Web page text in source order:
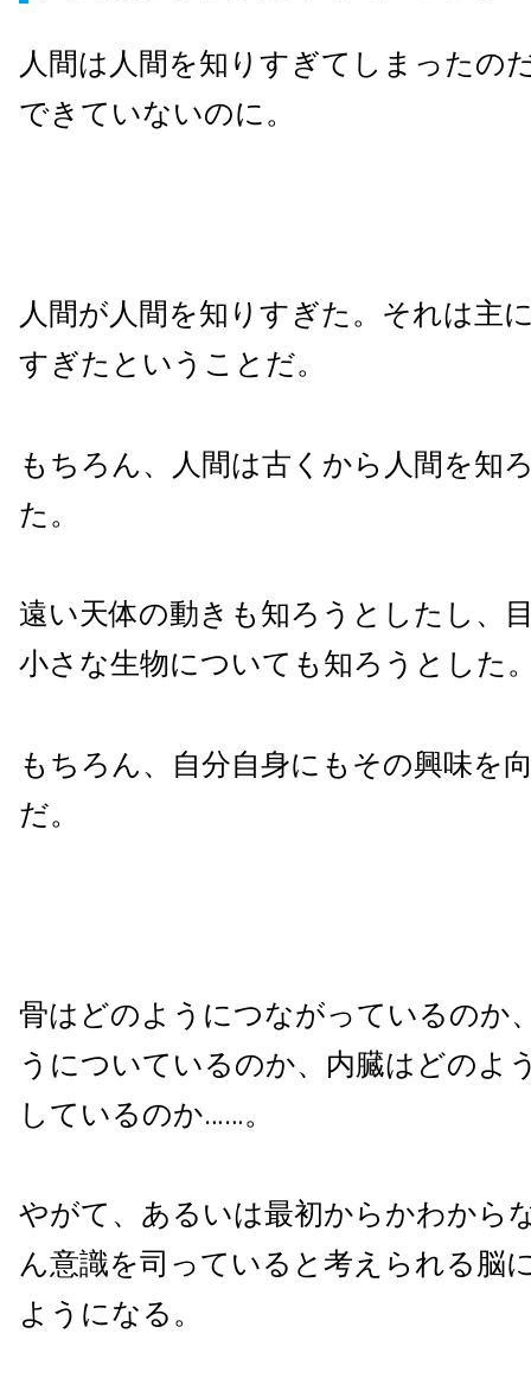
人間は人間を知りすぎてしまったの
できていないのに。
人間が人間を知りすぎた。それは主
すぎたということだ。
もちろん、人間は古くから人間を知
た。
遠い天体の動きも知ろうとしたし、
小さな生物についても知ろうとした
もちろん、自分自身にもその興味を
だ。
骨はどのようにつながっているのか
うについているのか、内臓はどのよ
しているのか……。
やがて、あるいは最初からかわから
ん意識を司っていると考えられる脳
ようになる。